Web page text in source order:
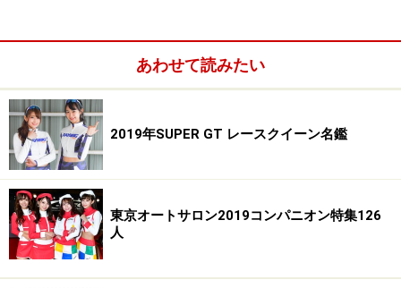
辻井美香／B-Max NDDP Racing
荒井つかさ／レーシングミクサポーターズ2016
水谷望愛／レーシングミクサポーターズ2016
あわせて読みたい
2019年SUPER GT レースクイーン名鑑
東京オートサロン2019コンパニオン特集126
人